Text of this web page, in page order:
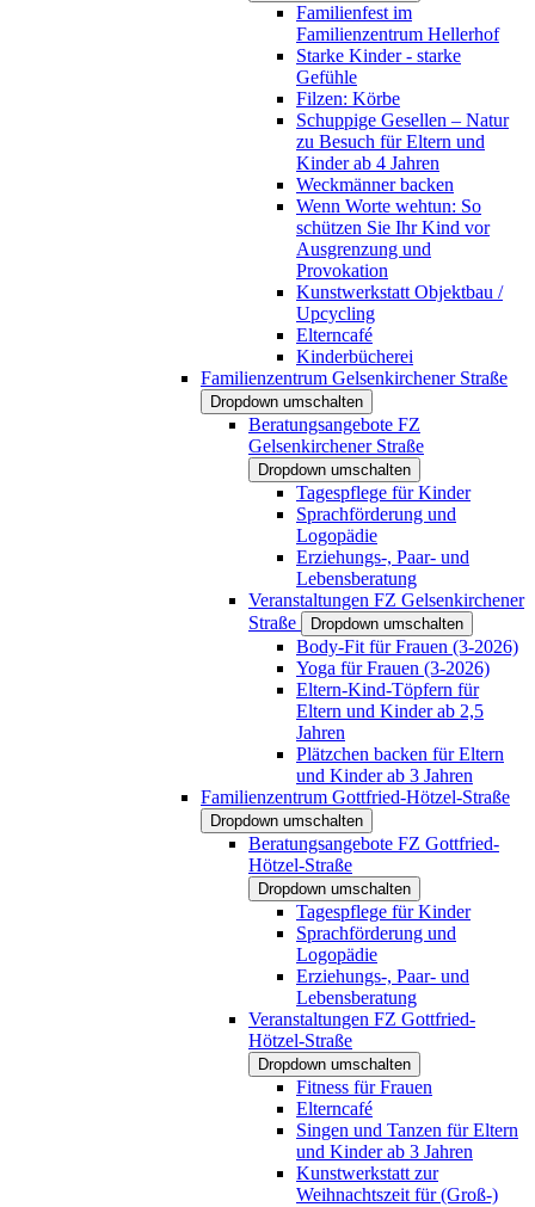
Familienfest im
Familienzentrum Hellerhof
Starke Kinder - starke
Gefühle
Filzen: Körbe
Schuppige Gesellen – Natur
zu Besuch für Eltern und
Kinder ab 4 Jahren
Weckmänner backen
Wenn Worte wehtun: So
schützen Sie Ihr Kind vor
Ausgrenzung und
Provokation
Kunstwerkstatt Objektbau /
Upcycling
Elterncafé
Kinderbücherei
Familienzentrum Gelsenkirchener Straße
Dropdown umschalten
Beratungsangebote FZ
Gelsenkirchener Straße
Dropdown umschalten
Tagespflege für Kinder
Sprachförderung und
Logopädie
Erziehungs-, Paar- und
Lebensberatung
Veranstaltungen FZ Gelsenkirchener
Straße
Dropdown umschalten
Body-Fit für Frauen (3-2026)
Yoga für Frauen (3-2026)
Eltern-Kind-Töpfern für
Eltern und Kinder ab 2,5
Jahren
Plätzchen backen für Eltern
und Kinder ab 3 Jahren
Familienzentrum Gottfried-Hötzel-Straße
Dropdown umschalten
Beratungsangebote FZ Gottfried-
Hötzel-Straße
Dropdown umschalten
Tagespflege für Kinder
Sprachförderung und
Logopädie
Erziehungs-, Paar- und
Lebensberatung
Veranstaltungen FZ Gottfried-
Hötzel-Straße
Dropdown umschalten
Fitness für Frauen
Elterncafé
Singen und Tanzen für Eltern
und Kinder ab 3 Jahren
Kunstwerkstatt zur
Weihnachtszeit für (Groß-)